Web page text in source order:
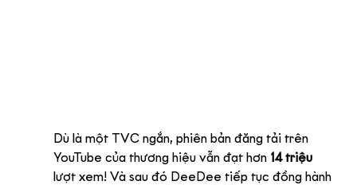
Dù là một TVC ngắn, phiên bản đăng tải trên
YouTube của thương hiệu vẫn đạt hơn 14 triệu
lượt xem! Và sau đó DeeDee tiếp tục đồng hành